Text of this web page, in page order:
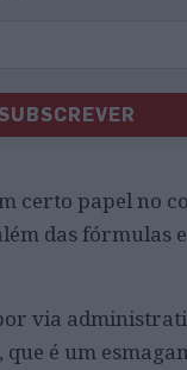
SUBSCREVER
certo papel no
das fórmulas
via
é um